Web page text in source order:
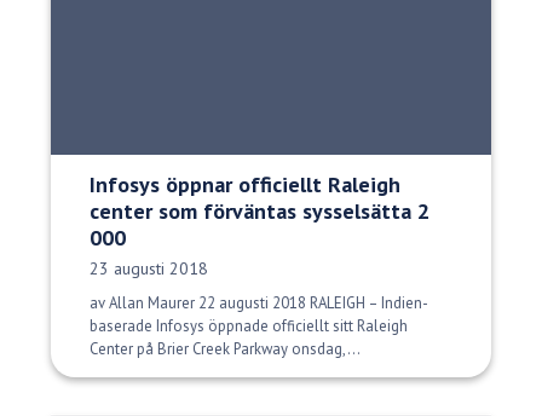
Infosys öppnar officiellt Raleigh
center som förväntas sysselsätta 2
000
Publiceringsdatum:
23 augusti 2018
av Allan Maurer 22 augusti 2018 RALEIGH – Indien-
baserade Infosys öppnade officiellt sitt Raleigh
Center på Brier Creek Parkway onsdag,...